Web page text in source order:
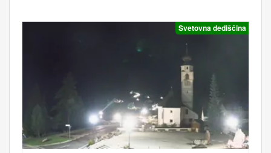
Svetovna dediščina